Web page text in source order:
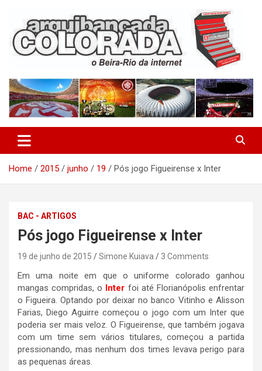
content
Arquibancada Colorada
Home 2015 junho 19 Pós jogo Figueirense x Inter
BAC - ARTIGOS
Pós jogo Figueirense x Inter
19 de junho de 2015 Simone Kuiava 3 Comments
Em uma noite em que o uniforme colorado ganhou
mangas compridas, o Inter foi até Florianópolis enfrentar
o Figueira. Optando por deixar no banco Vitinho e Alisson
Farias, Diego Aguirre começou o jogo com um Inter que
poderia ser mais veloz. O Figueirense, que também jogava
com um time sem vários titulares, começou a partida
pressionando, mas nenhum dos times levava perigo para
as pequenas áreas.